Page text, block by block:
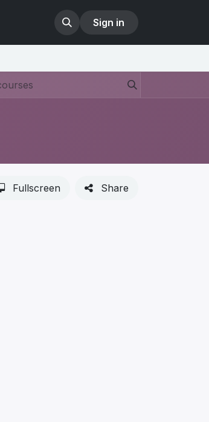
Sign in
Fullscreen Share